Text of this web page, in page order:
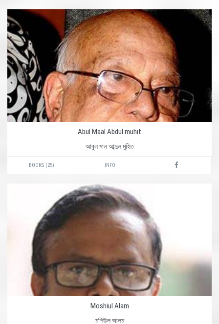
Abul Maal Abdul muhit
আবুল মাল আব্দুল মুহিত
BOOKS (25) INFO
Moshiul Alam
মশিউল আলম